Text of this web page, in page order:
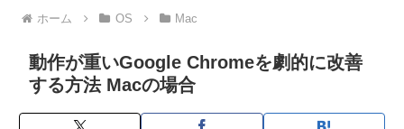
ホーム OS Mac
動作が重いGoogle Chromeを劇的に改善
する方法 Macの場合